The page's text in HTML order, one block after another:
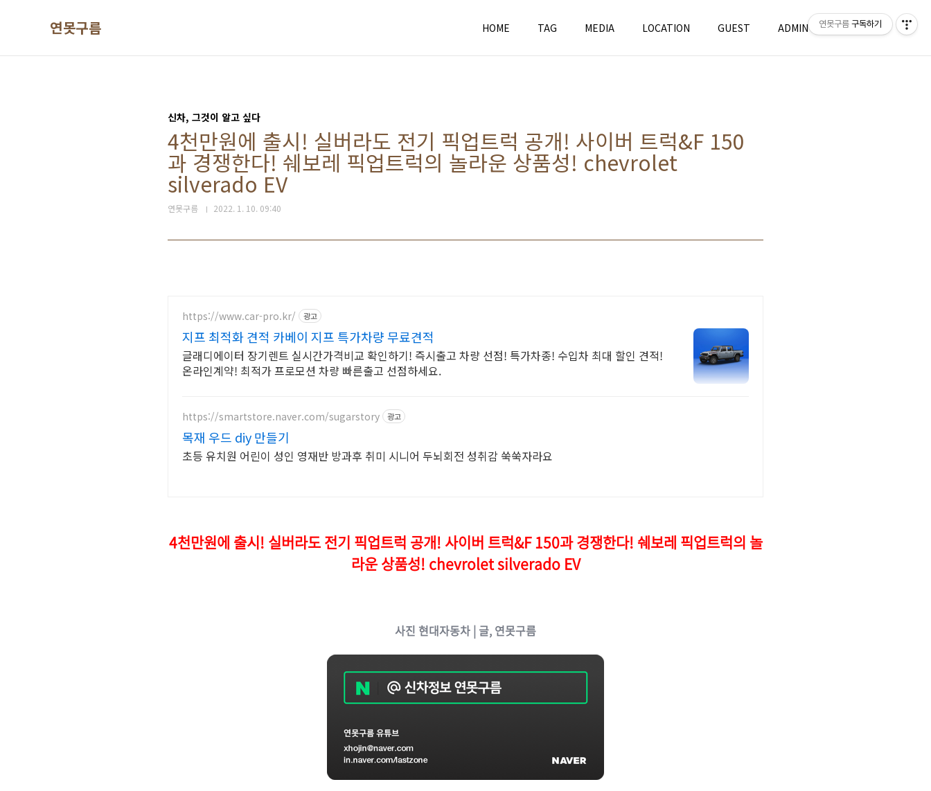
연못구름 HOME TAG MEDIA LOCATION GUEST ADMIN WRITE
신차, 그것이 알고 싶다
4천만원에 출시! 실버라도 전기 픽업트럭 공개! 사이버 트럭&F 150
과 경쟁한다! 쉐보레 픽업트럭의 놀라운 상품성! chevrolet
silverado EV
연못구름 2022. 1. 10. 09:40
https://www.car-pro.kr/ 광고
지프 최적화 견적 카베이 지프 특가차량 무료견적
글래디에이터 장기렌트 실시간가격비교 확인하기! 즉시출고 차량 선점! 특가차종! 수입차 최대 할인 견적!
온라인계약! 최적가 프로모션 차량 빠른출고 선점하세요.
https://smartstore.naver.com/sugarstory 광고
목재 우드 diy 만들기
초등 유치원 어린이 성인 영재반 방과후 취미 시니어 두뇌회전 성취감 쑥쑥자라요
4천만원에 출시! 실버라도 전기 픽업트럭 공개! 사이버 트럭&F 150과 경쟁한다! 쉐보레 픽업트럭의 놀
라운 상품성! chevrolet silverado EV
사진 현대자동차 | 글, 연못구름
연못구름 구독하기